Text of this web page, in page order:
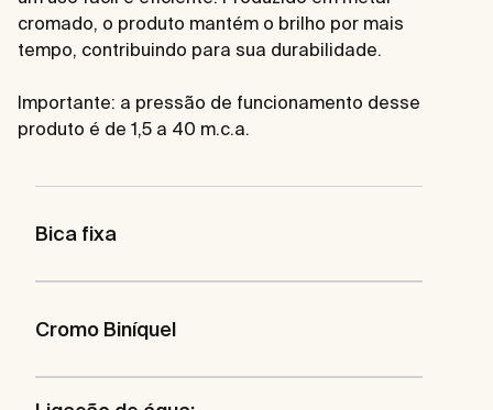
cromado, o produto mantém o brilho por mais
tempo, contribuindo para sua durabilidade.
Importante: a pressão de funcionamento desse
produto é de 1,5 a 40 m.c.a.
Bica fixa
Cromo Biníquel